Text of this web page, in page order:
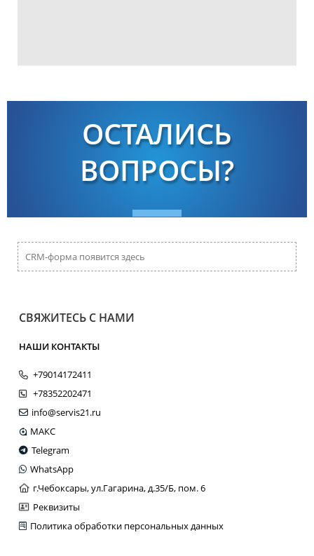
ОСТАЛИСЬ
ВОПРОСЫ?
CRM-форма появится здесь
СВЯЖИТЕСЬ С НАМИ
НАШИ КОНТАКТЫ
+79014172411
+78352202471
info@servis21.ru
МАКС
Telegram
WhatsApp
г.Чебоксары, ул.Гагарина, д.35/Б, пом. 6
Реквизиты
Политика обработки персональных данных